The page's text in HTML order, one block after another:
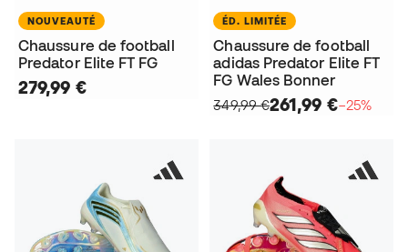
NOUVEAUTÉ
Chaussure de football
Predator Elite FT FG
279,99 €
ÉD. LIMITÉE
Chaussure de football
adidas Predator Elite FT
FG Wales Bonner
349,99 €261,99 €−25%